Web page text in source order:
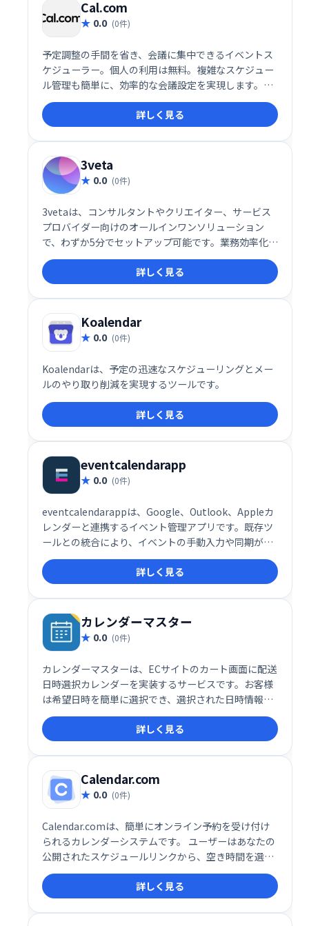
Cal.com
0.0 (0件)
予定調整の手間を省き、会議に集中できるイベントス
ケジューラー。個人の利用は無料。複雑なスケジュー
ル管理も簡単に、効率的な会議設定を実現します。時
間を有効活用し、生産性を向上させたい方におすす
め。
詳しく見る
3veta
0.0 (0件)
3vetaは、コンサルタントやクリエイター、サービス
プロバイダー向けのオールインワンソリューション
で、わずか5分でセットアップ可能です。業務効率化を
支援し、スムーズな業務遂行を実現するための便利な
ツールとして推奨されています。
詳しく見る
Koalendar
0.0 (0件)
Koalendarは、予定の迅速なスケジューリングとメー
ルのやり取り削減を実現するツールです。
詳しく見る
eventcalendarapp
0.0 (0件)
eventcalendarappは、Google、Outlook、Appleカ
レンダーと連携するイベント管理アプリです。既存ツ
ールとの統合により、イベントの手動入力や同期が可
能です。スムーズなスケジュール管理を実現し、業務
効率化をサポートします。詳しく見る
カレンダーマスター
0.0 (0件)
カレンダーマスターは、ECサイトのカート画面に配送
日時選択カレンダーを実装するサービスです。お客様
は希望日時を簡単に選択でき、選択された日時情報は
注文確定メールに自動的に反映されます。スムーズな
受注管理と顧客満足度の向上に貢献します。
詳しく見る
Calendar.com
0.0 (0件)
Calendar.comは、簡単にオンライン予約を受け付け
られるカレンダーシステムです。 ユーザーはあなたの
公開されたスケジュールリンクから、空き時間を選ん
で直接予約できます。既存の予定との競合を防ぎ、ス
ムーズなスケジュール管理を実現します。 個々のニー
ズに合わせたカスタマイズされたリンクで、予約プロ
セスを効率化します。
詳しく見る